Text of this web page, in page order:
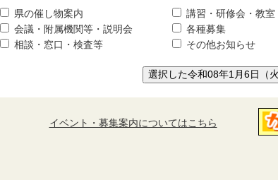
県の催し物案内 講習・研修会・教室
会議・附属機関等・説明会
各種募集
相談・窓口・検査等
その他お知らせ
選択した令和08年1月6日（
イベント・募集案内についてはこちら